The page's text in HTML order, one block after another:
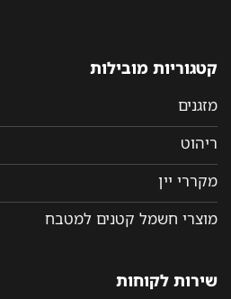
קטגוריות מובילות
מזגנים
ריהוט
מקררי יין
מוצרי חשמל קטנים למטבח
שירות לקוחות